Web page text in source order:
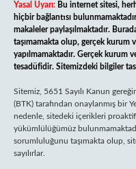
Yasal Uyarı: Bu internet sitesi,
hiçbir bağlantısı
makaleler paylaşılmaktadır.
taşımamakta olup, gerçek kurum
yapılmamaktadır. Gerçek kurum
tesadüfidir. Sitemizdeki bilgiler
Sitemiz, 5651 Sayılı Kanun
(BTK) tarafından onaylanmış bir
nedenle, sitedeki içerikleri
yükümlülüğümüz
sorumluluğunu taşımakta olup,
sayılırlar.